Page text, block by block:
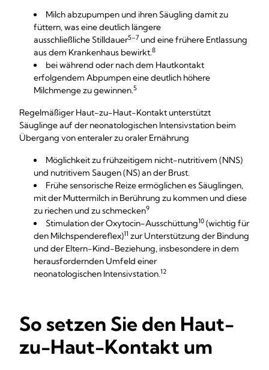
Milch abzupumpen und ihren Säugling damit zu
füttern, was eine deutlich längere
ausschließliche Stilldauer5–7 und eine frühere Entlassung
aus dem Krankenhaus bewirkt.8
bei während oder nach dem Hautkontakt
erfolgendem Abpumpen eine deutlich höhere
Milchmenge zu gewinnen.5
Regelmäßiger Haut-zu-Haut-Kontakt unterstützt
Säuglinge auf der neonatologischen Intensivstation beim
Übergang von enteraler zu oraler Ernährung
Möglichkeit zu frühzeitigem nicht-nutritivem (NNS)
und nutritivem Saugen (NS) an der Brust.
Frühe sensorische Reize ermöglichen es Säuglingen,
mit der Muttermilch in Berührung zu kommen und diese
zu riechen und zu schmecken9
Stimulation der Oxytocin-Ausschüttung10 (wichtig für
den Milchspendereflex)11 zur Unterstützung der Bindung
und der Eltern-Kind-Beziehung, insbesondere in dem
herausfordernden Umfeld einer
neonatologischen Intensivstation.12
So setzen Sie den Haut-
zu-Haut-Kontakt um